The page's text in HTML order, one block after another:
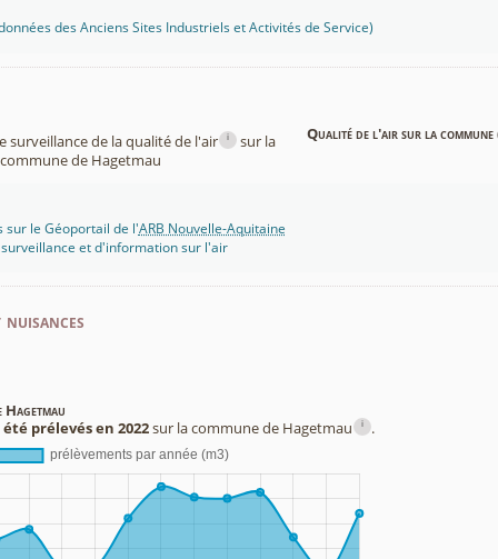
des Anciens Sites Industriels et Activités de Service)
surveillance de la qualité de l'air i
sur la
commune de Hagetmau
Qualité de l'air sur la commune
sur le Géoportail de l'ARB Nouvelle-Aquitaine
surveillance et d'information sur l'air
Hagetmau
prélevés en 2022sur la commune de Hagetmau i .